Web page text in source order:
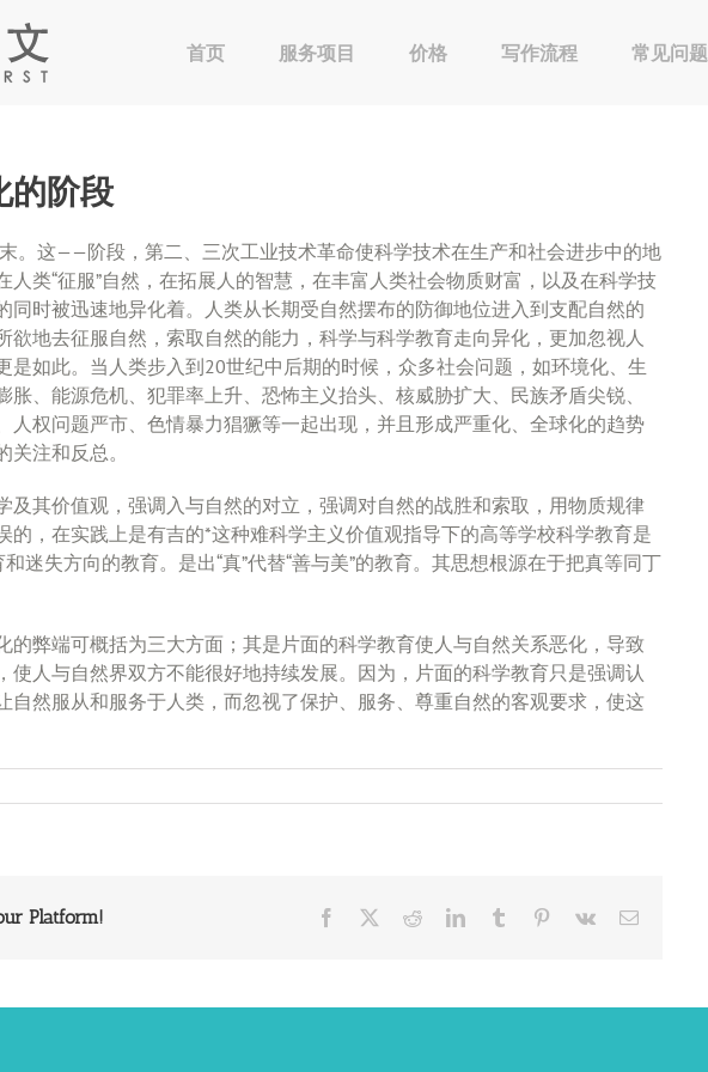
首页 服务项目 价格 写作流程 常见问题
的阶段
。这——阶段，第二、三次工业技术革命使科学技术在生产和社会进步中的地
类“征服”自然，在拓展人的智慧，在丰富人类社会物质财富，以及在科学技
同时被迅速地异化着。人类从长期受自然摆布的防御地位进入到支配自然的
欲地去征服自然，索取自然的能力，科学与科学教育走向异化，更加忽视人
是如此。当人类步入到20世纪中后期的时候，众多社会问题，如环境化、生
胀、能源危机、犯罪率上升、恐怖主义抬头、核威胁扩大、民族矛盾尖锐、
人权问题严市、色情暴力猖獗等一起出现，并且形成严重化、全球化的趋势
注和反总。
及其价值观，强调入与自然的对立，强调对自然的战胜和索取，用物质规律
的，在实践上是有吉的*这种难科学主义价值观指导下的高等学校科学教育是
迷失方向的教育。是出“真”代替“善与美”的教育。其思想根源在于把真等同丁
的弊端可概括为三大方面；其是片面的科学教育使人与自然关系恶化，导致
使人与自然界双方不能很好地持续发展。因为，片面的科学教育只是强调认
自然服从和服务于人类，而忽视了保护、服务、尊重自然的客观要求，使这
Platform! Facebook RedditLinkedInTumblr Pinterest
Vk Email